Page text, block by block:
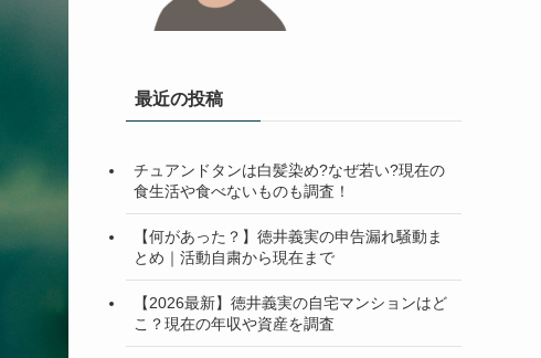
最近の投稿
チュアンドタンは白髪染め?なぜ若い?現在の
食生活や食べないものも調査！
【何があった？】徳井義実の申告漏れ騒動ま
とめ｜活動自粛から現在まで
【2026最新】徳井義実の自宅マンションはど
こ？現在の年収や資産を調査